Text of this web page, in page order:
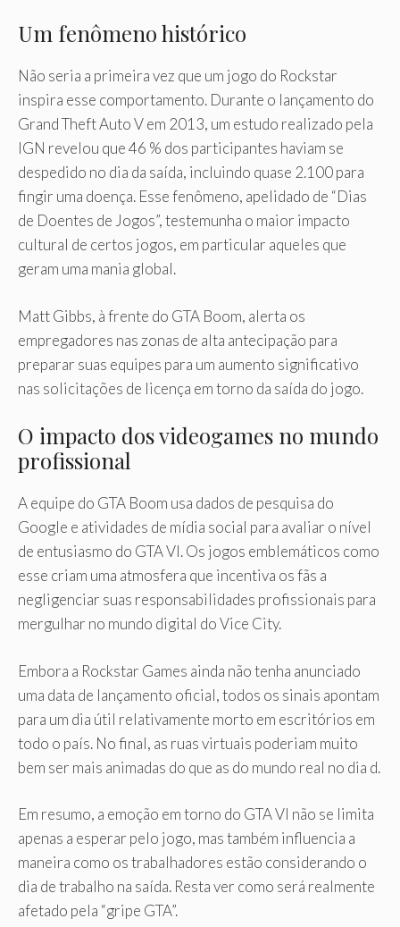
Um fenômeno histórico
Não seria a primeira vez que um jogo do Rockstar
inspira esse comportamento. Durante o lançamento do
Grand Theft Auto V em 2013, um estudo realizado pela
IGN revelou que 46 % dos participantes haviam se
despedido no dia da saída, incluindo quase 2.100 para
fingir uma doença. Esse fenômeno, apelidado de “Dias
de Doentes de Jogos”, testemunha o maior impacto
cultural de certos jogos, em particular aqueles que
geram uma mania global.
Matt Gibbs, à frente do GTA Boom, alerta os
empregadores nas zonas de alta antecipação para
preparar suas equipes para um aumento significativo
nas solicitações de licença em torno da saída do jogo.
O impacto dos videogames no mundo
profissional
A equipe do GTA Boom usa dados de pesquisa do
Google e atividades de mídia social para avaliar o nível
de entusiasmo do GTA VI. Os jogos emblemáticos como
esse criam uma atmosfera que incentiva os fãs a
negligenciar suas responsabilidades profissionais para
mergulhar no mundo digital do Vice City.
Embora a Rockstar Games ainda não tenha anunciado
uma data de lançamento oficial, todos os sinais apontam
para um dia útil relativamente morto em escritórios em
todo o país. No final, as ruas virtuais poderiam muito
bem ser mais animadas do que as do mundo real no dia d.
Em resumo, a emoção em torno do GTA VI não se limita
apenas a esperar pelo jogo, mas também influencia a
maneira como os trabalhadores estão considerando o
dia de trabalho na saída. Resta ver como será realmente
afetado pela “gripe GTA”.